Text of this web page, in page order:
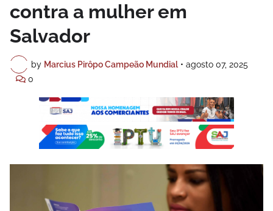
contra a mulher em
Salvador
by Marcius Pirôpo Campeão Mundial • agosto 07, 2025
0